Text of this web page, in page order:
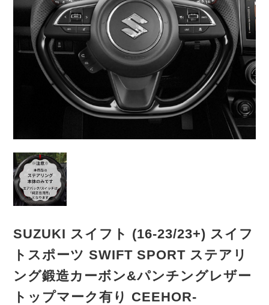
SUZUKI スイフト (16-23/23+) スイフ
トスポーツ SWIFT SPORT ステアリ
ング鍛造カーボン&パンチングレザー
トップマーク有り CEEHOR-